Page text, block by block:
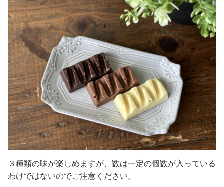
３種類の味が楽しめますが、数は一定の個数が入っている
わけではないのでご注意ください。